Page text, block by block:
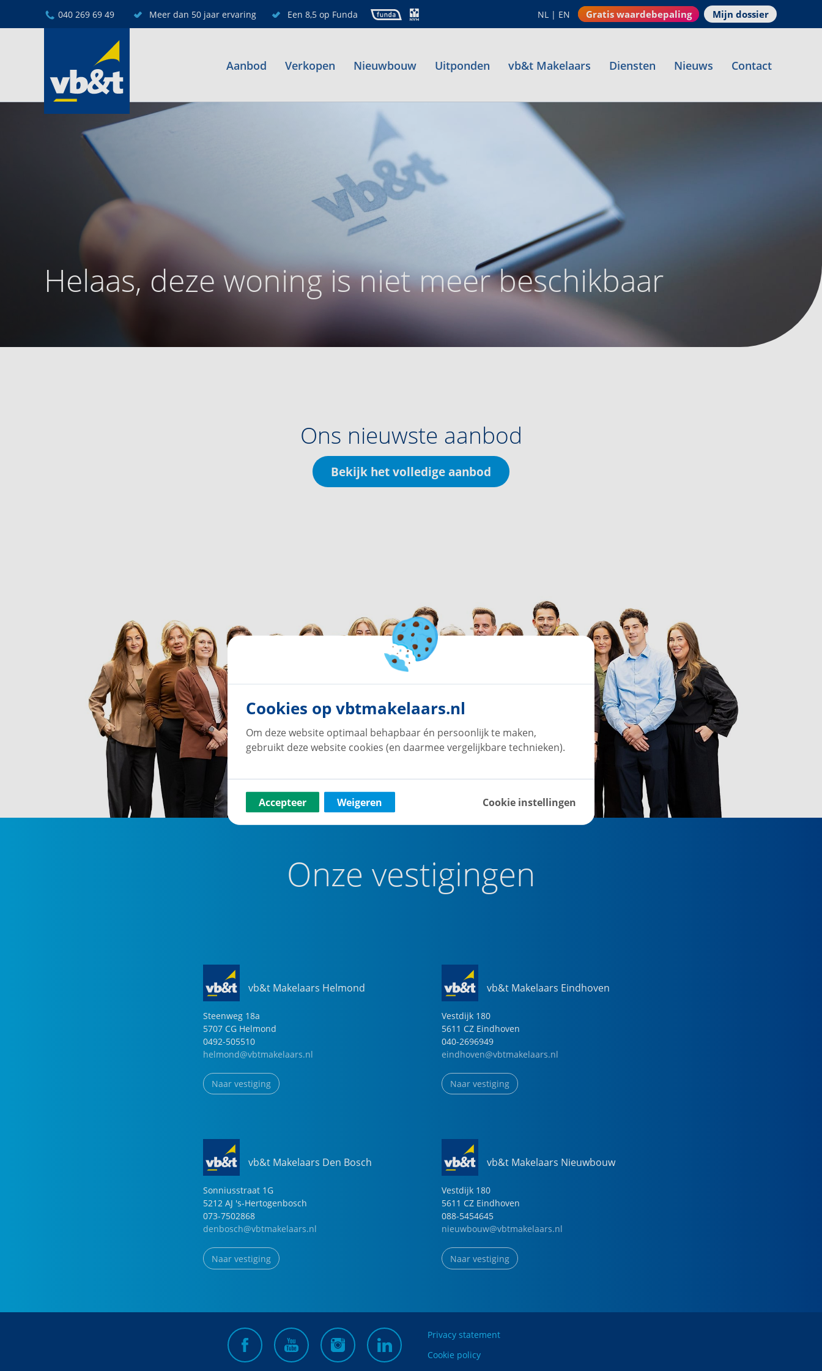
040 269 69 49 Meer dan 50 jaar ervaring Een 8,5 op Funda NL | EN Gratis waardebepaling Mijn dossier
Aanbod Verkopen Nieuwbouw Uitponden vb&t Makelaars Diensten Nieuws Contact
Helaas, deze woning is niet meer beschikbaar
Ons nieuwste aanbod
Bekijk het volledige aanbod
Onze vestigingen
vb&t Makelaars Helmond
Steenweg 18a
5707 CG Helmond
0492-505510
helmond@vbtmakelaars.nl
Naar vestiging
vb&t Makelaars Eindhoven
Vestdijk 180
5611 CZ Eindhoven
040-2696949
eindhoven@vbtmakelaars.nl
Naar vestiging
vb&t Makelaars Den Bosch
Sonniusstraat 1G
5212 AJ 's-Hertogenbosch
073-7502868
denbosch@vbtmakelaars.nl
Naar vestiging
vb&t Makelaars Nieuwbouw
Vestdijk 180
5611 CZ Eindhoven
088-5454645
nieuwbouw@vbtmakelaars.nl
Naar vestiging
Privacy statement
Cookie policy
Cookies op vbtmakelaars.nl
Om deze website optimaal behapbaar én persoonlijk te maken,
gebruikt deze website cookies (en daarmee vergelijkbare technieken).
Accepteer Weigeren Cookie instellingen